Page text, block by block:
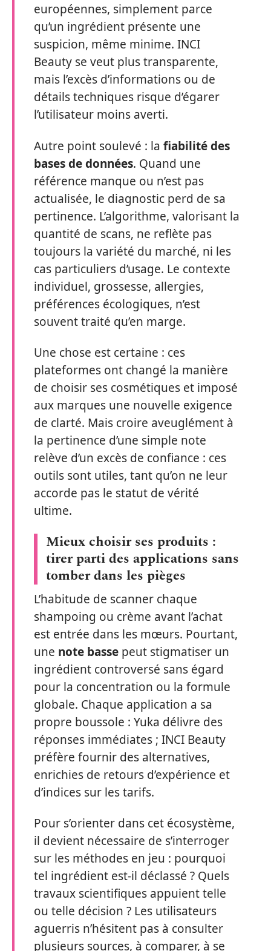
européennes, simplement parce
qu’un ingrédient présente une
suspicion, même minime. INCI
Beauty se veut plus transparente,
mais l’excès d’informations ou de
détails techniques risque d’égarer
l’utilisateur moins averti.
Autre point soulevé : la fiabilité des
bases de données. Quand une
référence manque ou n’est pas
actualisée, le diagnostic perd de sa
pertinence. L’algorithme, valorisant la
quantité de scans, ne reflète pas
toujours la variété du marché, ni les
cas particuliers d’usage. Le contexte
individuel, grossesse, allergies,
préférences écologiques, n’est
souvent traité qu’en marge.
Une chose est certaine : ces
plateformes ont changé la manière
de choisir ses cosmétiques et imposé
aux marques une nouvelle exigence
de clarté. Mais croire aveuglément à
la pertinence d’une simple note
relève d’un excès de confiance : ces
outils sont utiles, tant qu’on ne leur
accorde pas le statut de vérité
ultime.
Mieux choisir ses produits :
tirer parti des applications sans
tomber dans les pièges
L’habitude de scanner chaque
shampoing ou crème avant l’achat
est entrée dans les mœurs. Pourtant,
une note basse peut stigmatiser un
ingrédient controversé sans égard
pour la concentration ou la formule
globale. Chaque application a sa
propre boussole : Yuka délivre des
réponses immédiates ; INCI Beauty
préfère fournir des alternatives,
enrichies de retours d’expérience et
d’indices sur les tarifs.
Pour s’orienter dans cet écosystème,
il devient nécessaire de s’interroger
sur les méthodes en jeu : pourquoi
tel ingrédient est-il déclassé ? Quels
travaux scientifiques appuient telle
ou telle décision ? Les utilisateurs
aguerris n’hésitent pas à consulter
plusieurs sources, à comparer, à se